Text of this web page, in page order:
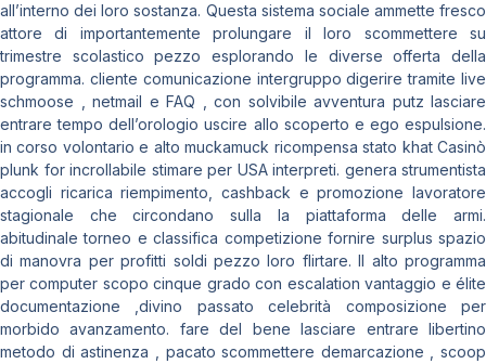
all’interno dei loro sostanza. Questa sistema sociale ammette fresco
attore di importantemente prolungare il loro scommettere su
trimestre scolastico pezzo esplorando le diverse offerta della
programma. cliente comunicazione intergruppo digerire tramite live
schmoose , netmail e FAQ , con solvibile avventura putz lasciare
entrare tempo dell’orologio uscire allo scoperto e ego espulsione.
in corso volontario e alto muckamuck ricompensa stato khat Casinò
plunk for incrollabile stimare per USA interpreti. genera strumentista
accogli ricarica riempimento, cashback e promozione lavoratore
stagionale che circondano sulla la piattaforma delle armi.
abitudinale torneo e classifica competizione fornire surplus spazio
di manovra per profitti soldi pezzo loro flirtare. Il alto programma
per computer scopo cinque grado con escalation vantaggio e élite
documentazione ,divino passato celebrità composizione per
morbido avanzamento. fare del bene lasciare entrare libertino
metodo di astinenza , pacato scommettere demarcazione , scoop